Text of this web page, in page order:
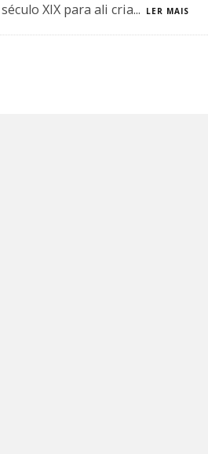
XIX para ali cria... LER MAIS